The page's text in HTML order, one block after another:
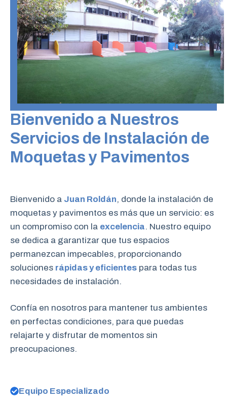
Bienvenido a Nuestros
Servicios de Instalación de
Moquetas y Pavimentos
Bienvenido a Juan Roldán, donde la instalación de
moquetas y pavimentos es más que un servicio: es
un compromiso con la excelencia. Nuestro equipo
se dedica a garantizar que tus espacios
permanezcan impecables, proporcionando
soluciones rápidas y eficientes para todas tus
necesidades de instalación.
Confía en nosotros para mantener tus ambientes
en perfectas condiciones, para que puedas
relajarte y disfrutar de momentos sin
preocupaciones.
Equipo Especializado